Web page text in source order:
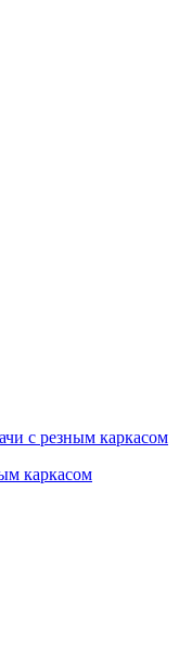
каркасом